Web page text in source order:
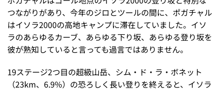
つながりがあり、今年のジロとツールの間に、ポガチャル
はイソラ2000の高地キャンプに滞在していました。イソ
ラのあらゆるカーブ、あらゆる下り坂、あらゆる登り坂を
彼が熟知していると言っても過言ではありません。
19ステージ2つ目の超級山岳、シム・ド・ラ・ボネット
（23km、6.9%）の恐ろしく長い登りを終えると、イソラ